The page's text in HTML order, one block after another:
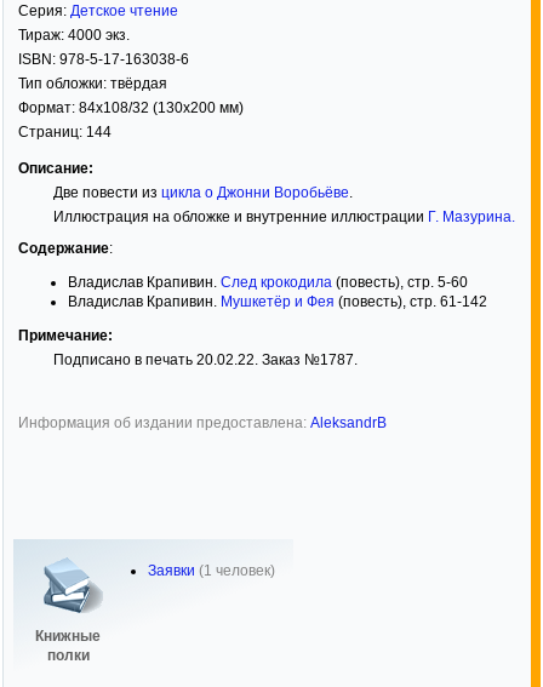
Серия: Детское чтение
Тираж: 4000 экз.
ISBN: 978-5-17-163038-6
Тип обложки: твёрдая
Формат: 84x108/32 (130x200 мм)
Страниц: 144
Описание:
Две повести из цикла о Джонни Воробьёве
Иллюстрация на обложке и внутренние иллюстрации Г. Мазурина
Содержание:
Владислав Крапивин. След крокодила (повесть), стр. 5-60
Владислав Крапивин. Мушкетёр и Фея (повесть), стр. 61-142
Примечание:
Подписано в печать 20.02.22. Заказ №1787.
Информация об издании предоставлена: AleksandrB
Книжные
полки
Заявки (1 человек)